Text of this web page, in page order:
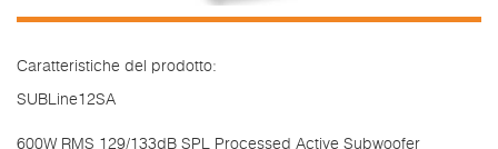
Caratteristiche del prodotto:
SUBLine12SA
600W RMS 129/133dB SPL Processed Active Subwoofer